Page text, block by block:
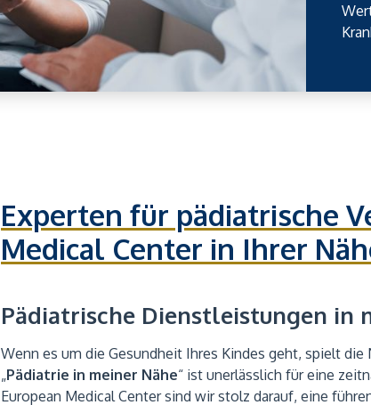
Experten für pädiatrische
Medical Center in Ihrer
Pädiatrische Dienstleistungen in
Wenn es um die Gesundheit Ihres Kindes geht, spielt
„Pädiatrie in meiner Nähe“ ist unerlässlich für eine
European Medical Center sind wir stolz darauf, eine